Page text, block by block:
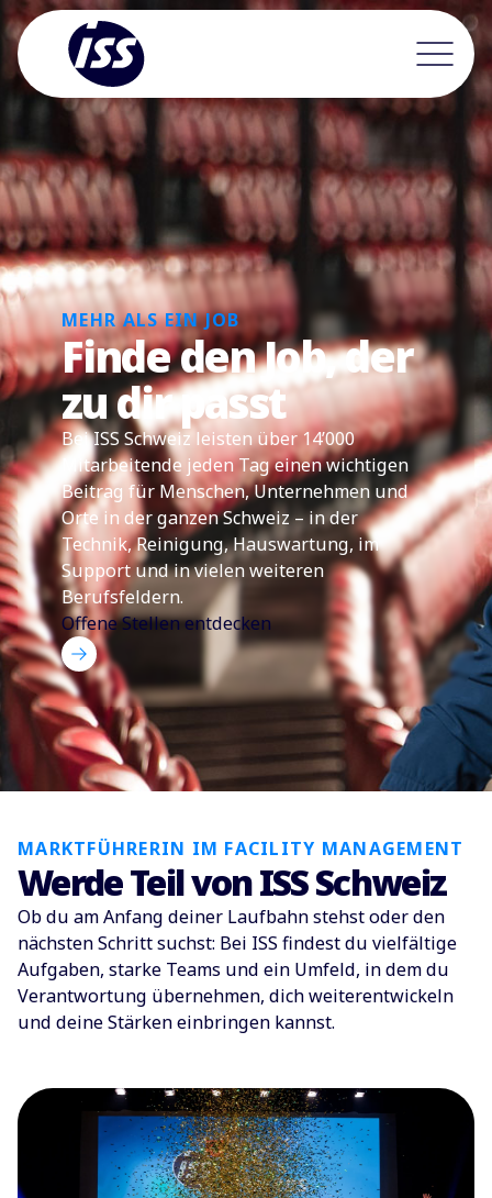
MEHR ALS EIN JOB
Finde den Job, der
zu dir passt
Bei ISS Schweiz leisten über 14’000
Mitarbeitende jeden Tag einen wichtigen
Beitrag für Menschen, Unternehmen und
Orte in der ganzen Schweiz – in der
Technik, Reinigung, Hauswartung, im
Support und in vielen weiteren
Berufsfeldern.
Offene Stellen entdecken
MARKTFÜHRERIN IM FACILITY MANAGEMENT
Werde Teil von ISS Schweiz
Ob du am Anfang deiner Laufbahn stehst oder den
nächsten Schritt suchst: Bei ISS findest du vielfältige
Aufgaben, starke Teams und ein Umfeld, in dem du
Verantwortung übernehmen, dich weiterentwickeln
und deine Stärken einbringen kannst.